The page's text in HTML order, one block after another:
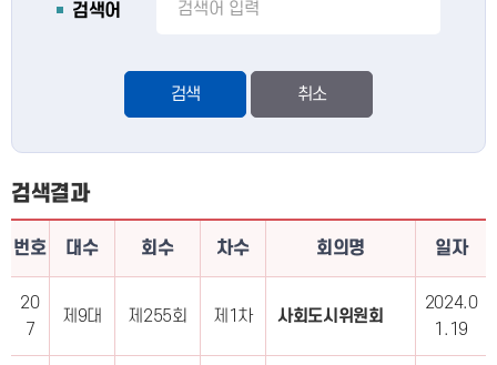
검색어
검색
검색결과
번호 대수 회수 차수 회의명 일자
20
7
제9대 제255회 제1차 사회도시위원회
2024.0
1.19